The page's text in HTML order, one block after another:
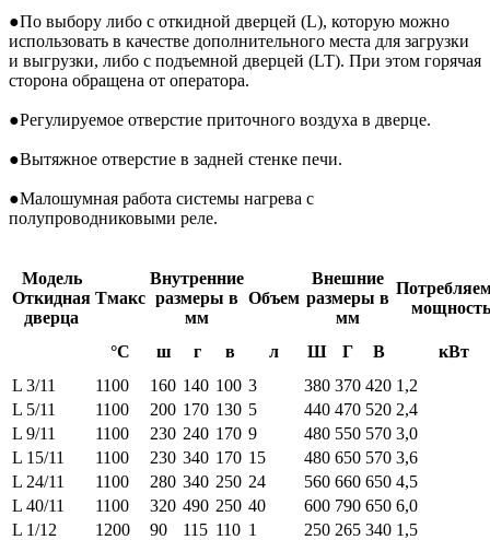
●По выбору либо с откидной дверцей (L), которую можно
использовать в качестве дополнительного места для загрузки
и выгрузки, либо с подъемной дверцей (LT). При этом горячая
сторона обращена от оператора.
●Регулируемое отверстие приточного воздуха в дверце.
●Вытяжное отверстие в задней стенке печи.
●Малошумная работа системы нагрева с
полупроводниковыми реле.
Модель
Откидная
дверца
Tмакс
Внутренние
размеры в
мм
Объем
Внешние
размеры в
мм
°C ш г в л Ш Г В
кВт
L 3/11
1100 160 140 100 3 380 370 420 1,2
L 5/11
1100 200 170 130 5 440 470 520 2,4
L 9/11
1100 230 240 170 9 480 550 570 3,0
L 15/11
1100 230 340 170 15 480 650 570 3,6
L 24/11
1100 280 340 250 24 560 660 650 4,5
L 40/11
1100 320 490 250 40 600 790 650 6,0
L 1/12
1200 90 115 110 1 250 265 340 1,5